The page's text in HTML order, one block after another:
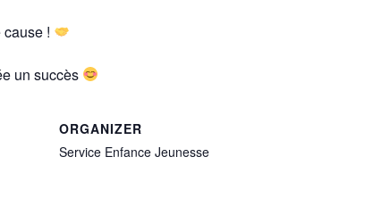
!
un succès
ORGANIZER
Service Enfance Jeunesse